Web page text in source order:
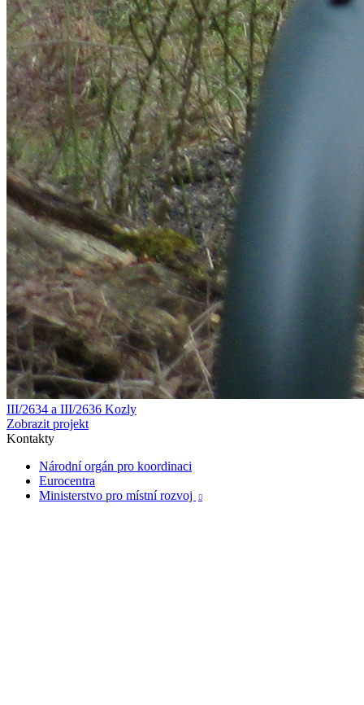
III/2634 a III/2636 Kozly
Zobrazit projekt
Kontakty
Národní orgán pro koordinaci
Eurocentra
Ministerstvo pro místní rozvoj
